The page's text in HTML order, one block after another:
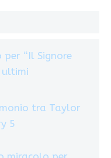
“Il Signore
ultimi
tra Taylor
5